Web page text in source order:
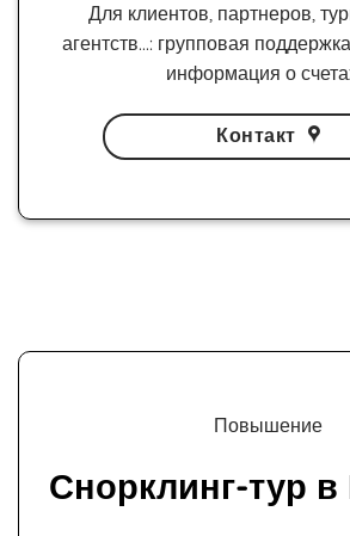
Для клиентов, партнеров,
агентств...: групповая
информация о
Контакт
Повышение
Снорклинг-тур в